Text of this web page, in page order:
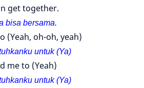
get together.
bisa bersama.
(Yeah, oh-oh, yeah)
untuk (Ya)
me to (Yeah)
untuk (Ya)